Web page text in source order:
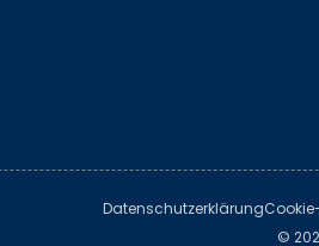
Datenschutzerklärung
©